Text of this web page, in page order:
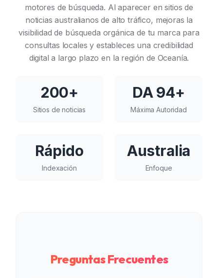
motores de búsqueda. Al aparecer en sitios de
noticias australianos de alto tráfico, mejoras la
visibilidad de búsqueda orgánica de tu marca para
consultas locales y estableces una credibilidad
digital a largo plazo en la región de Oceanía.
200+
Sitios de noticias
DA 94+
Máxima Autoridad
Rápido
Indexación
Australia
Enfoque
Preguntas Frecuentes